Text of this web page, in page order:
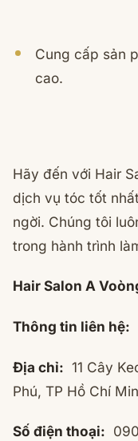
Cung cấp sản
cao.
Hãy đến với Hair
dịch vụ tóc tốt
ngời. Chúng tôi
trong hành trình
Hair Salon A
Thông tin liên hệ:
Địa chỉ: 11 Cây
Phú, TP Hồ Chí
Số điện thoại: